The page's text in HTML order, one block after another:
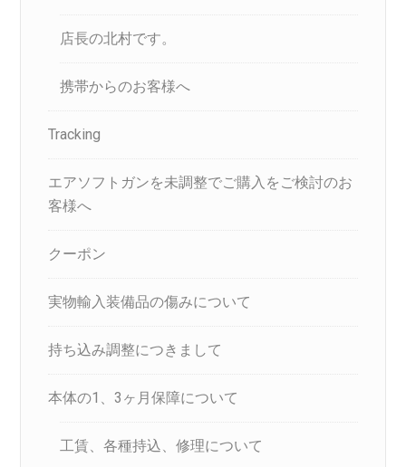
店長の北村です。
携帯からのお客様へ
Tracking
エアソフトガンを未調整でご購入をご検討のお
客様へ
クーポン
実物輸入装備品の傷みについて
持ち込み調整につきまして
本体の1、3ヶ月保障について
工賃、各種持込、修理について